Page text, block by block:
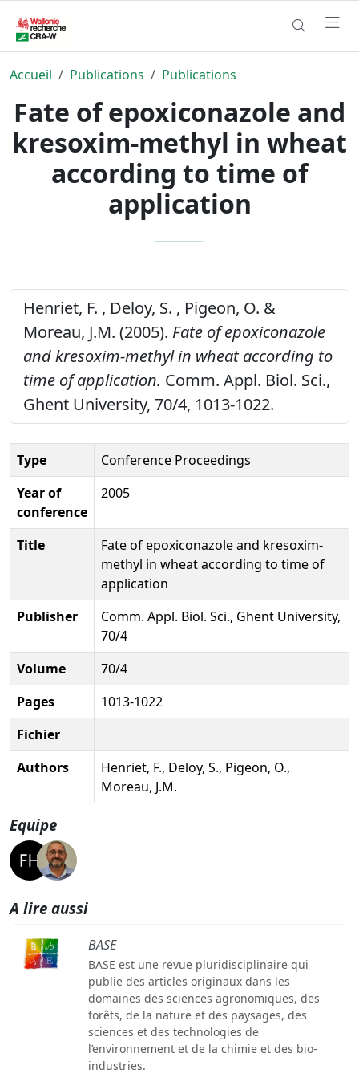
Accueil Publications Publications
Fate of epoxiconazole and
kresoxim-methyl in wheat
according to time of
application
Henriet, F. , Deloy, S. , Pigeon, O. &
Moreau, J.M. (2005). Fate of epoxiconazole
and kresoxim-methyl in wheat according to
time of application. Comm. Appl. Biol. Sci.,
Ghent University, 70/4, 1013-1022.
Type
Conference Proceedings
Year of
conference
2005
Title
Fate of epoxiconazole and kresoxim-
methyl in wheat according to time of
application
Publisher
Comm. Appl. Biol. Sci., Ghent University,
70/4
Volume
70/4
Pages
1013-1022
Fichier
Authors
Henriet, F., Deloy, S., Pigeon, O.,
Moreau, J.M.
Equipe
A lire aussi
BASE
BASE est une revue pluridisciplinaire qui
publie des articles originaux dans les
domaines des sciences agronomiques, des
forêts, de la nature et des paysages, des
sciences et des technologies de
l’environnement et de la chimie et des bio-
industries.